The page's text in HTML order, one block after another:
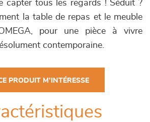
capter tous les regards ! Séduit ?
la table de repas et le meuble
pour une pièce à vivre
contemporaine.
PRODUIT M'INTÉRESSE